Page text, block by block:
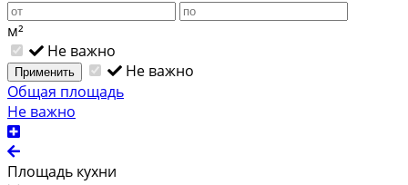
м²
Не важно
Применить
Не важно
Общая площадь
Не важно
Площадь кухни